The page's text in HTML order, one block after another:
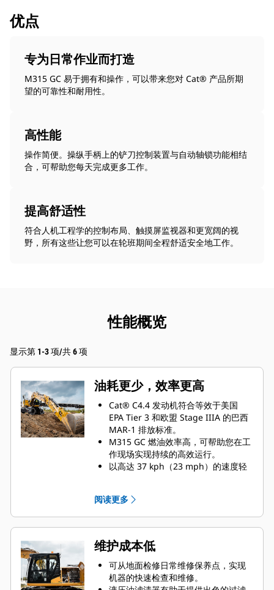
优点
专为日常作业而打造
M315 GC 易于拥有和操作，可以带来您对 Cat® 产品所期
望的可靠性和耐用性。
高性能
操作简便。操纵手柄上的铲刀控制装置与自动轴锁功能相结
合，可帮助您每天完成更多工作。
提高舒适性
符合人机工程学的控制布局、触摸屏监视器和更宽阔的视
野，所有这些让您可以在轮班期间全程舒适安全地工作。
性能概览
显示第 1-3 项/共 6 项
油耗更少，效率更高
Cat® C4.4 发动机符合等效于美国
EPA Tier 3 和欧盟 Stage IIIA 的巴西
MAR-1 排放标准。
M315 GC 燃油效率高，可帮助您在工
作现场实现持续的高效运行。
以高达 37 kph（23 mph）的速度轻
油耗，因为在不执行任何操作时，该
功能会降低发动机转速。
先进的液压系统不仅在功率和效率之
间实现了出色平衡，同时还提供了所
需的控制装置，以满足精确挖掘要
求。
辅助液压选件为您提供所需的多功能
阅读更多
维护成本低
可从地面检修日常维修保养点，实现
机器的快速检查和维修。